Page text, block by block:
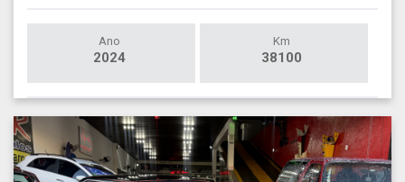
Ano
2024
Km
38100